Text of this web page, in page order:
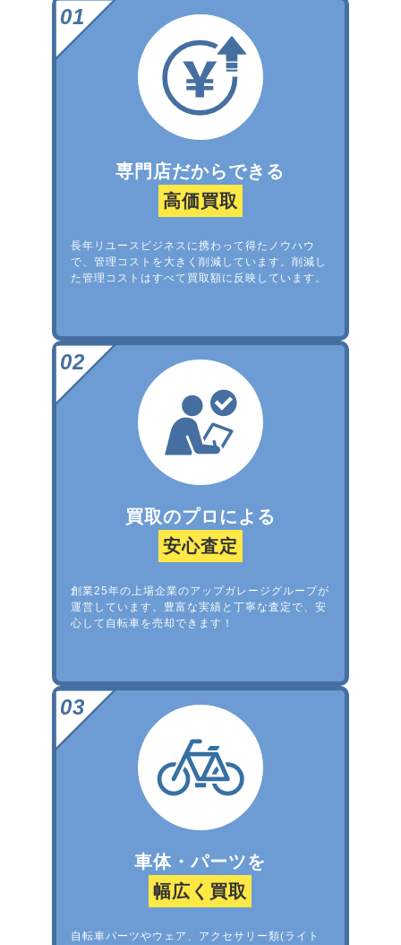
専門店だからできる
高価買取
長年リユースビジネスに携わって得たノウハウ
で、管理コストを大きく削減しています。削減し
た管理コストはすべて買取額に反映しています。
買取のプロによる
安心査定
創業25年の上場企業のアップガレージグループが
運営しています。豊富な実績と丁寧な査定で、安
心して自転車を売却できます！
車体・パーツを
幅広く買取
自転車パーツやウェア、アクセサリー類(ライト